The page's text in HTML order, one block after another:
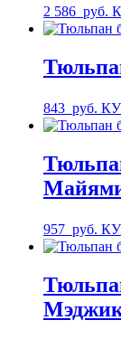
2 586 руб.
843 руб.
957 руб.